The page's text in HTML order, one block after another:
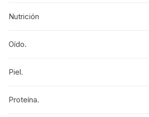
Nutrición
Oído.
Piel.
Proteína.